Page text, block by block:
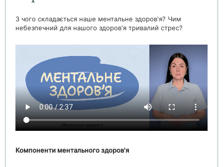
З чого складається наше ментальне здоров'я? Чим
небезпечний для нашого здоров'я тривалий стрес?
Компоненти ментального здоров'я